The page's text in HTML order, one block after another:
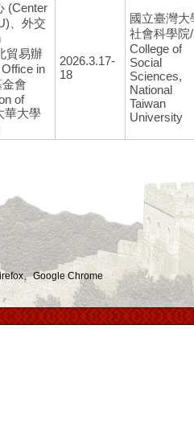
(Center
、外交
貿易辦
in
會
of
華大學
2026.3.17-
18
國立臺灣大
社會科學院/
College of
Social
Sciences,
National
Taiwan
University
、Google Chrome